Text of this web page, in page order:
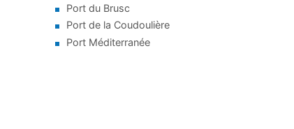
Port du Brusc
Port de la Coudoulière
Port Méditerranée